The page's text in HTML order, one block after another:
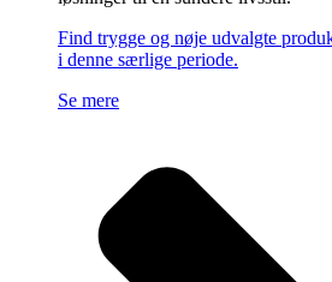
Find trygge og nøje udvalgte
i denne særlige periode.
Se mere